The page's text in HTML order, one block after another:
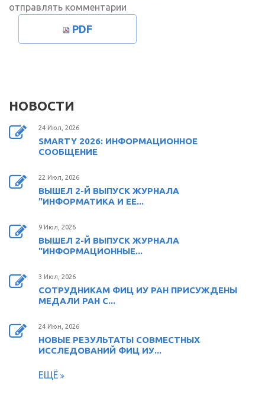
отправлять комментарии
PDF
НОВОСТИ
24 Июл, 2026
SMARTY 2026: ИНФОРМАЦИОННОЕ
СООБЩЕНИЕ
22 Июл, 2026
ВЫШЕЛ 2-Й ВЫПУСК ЖУРНАЛА
"ИНФОРМАТИКА И ЕЕ...
9 Июл, 2026
ВЫШЕЛ 2-Й ВЫПУСК ЖУРНАЛА
"ИНФОРМАЦИОННЫЕ...
3 Июл, 2026
СОТРУДНИКАМ ФИЦ ИУ РАН ПРИСУЖДЕНЫ
МЕДАЛИ РАН С...
24 Июн, 2026
НОВЫЕ РЕЗУЛЬТАТЫ СОВМЕСТНЫХ
ИССЛЕДОВАНИЙ ФИЦ ИУ...
ЕЩЁ